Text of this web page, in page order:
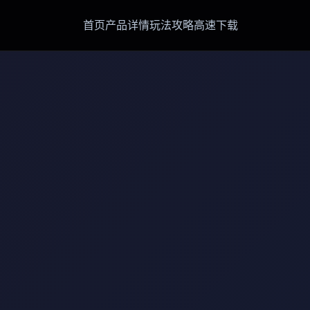
首页产品详情玩法攻略高速下载